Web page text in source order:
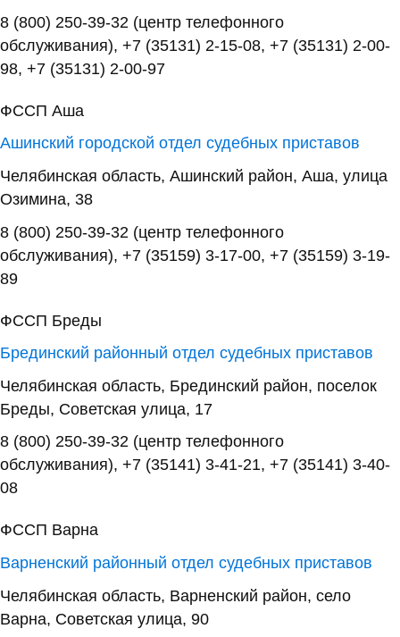
8 (800) 250-39-32 (центр телефонного
обслуживания), +7 (35131) 2-15-08, +7 (35131) 2-00-
98, +7 (35131) 2-00-97
ФССП Аша
Ашинский городской отдел судебных приставов
Челябинская область, Ашинский район, Аша, улица
Озимина, 38
8 (800) 250-39-32 (центр телефонного
обслуживания), +7 (35159) 3-17-00, +7 (35159) 3-19-
89
ФССП Бреды
Брединский районный отдел судебных приставов
Челябинская область, Брединский район, поселок
Бреды, Советская улица, 17
8 (800) 250-39-32 (центр телефонного
обслуживания), +7 (35141) 3-41-21, +7 (35141) 3-40-
08
ФССП Варна
Варненский районный отдел судебных приставов
Челябинская область, Варненский район, село
Варна, Советская улица, 90